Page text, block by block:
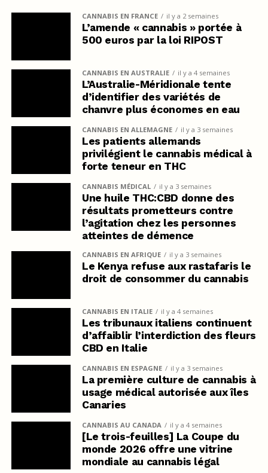
CANNABIS EN FRANCE il y a 2 semaines
L’amende « cannabis » portée à
500 euros par la loi RIPOST
CANNABIS EN AUSTRALIE il y a 4 semaines
L’Australie-Méridionale tente
d’identifier des variétés de
chanvre plus économes en eau
CANNABIS EN ALLEMAGNE il y a 3 semaines
Les patients allemands
privilégient le cannabis médical à
forte teneur en THC
CANNABIS MÉDICAL il y a 3 semaines
Une huile THC:CBD donne des
résultats prometteurs contre
l’agitation chez les personnes
atteintes de démence
CANNABIS EN AFRIQUE il y a 3 semaines
Le Kenya refuse aux rastafaris le
droit de consommer du cannabis
CANNABIS EN ITALIE il y a 4 semaines
Les tribunaux italiens continuent
d’affaiblir l’interdiction des fleurs
CBD en Italie
CANNABIS EN ESPAGNE il y a 3 semaines
La première culture de cannabis à
usage médical autorisée aux îles
Canaries
CANNABIS AU CANADA il y a 4 semaines
[Le trois-feuilles] La Coupe du
monde 2026 offre une vitrine
mondiale au cannabis légal